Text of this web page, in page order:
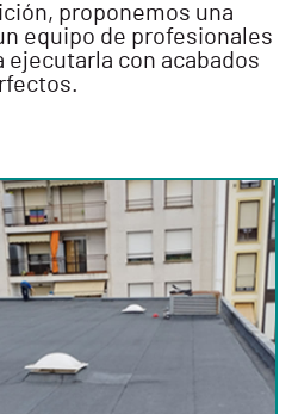
proponemos una
equipo de profesionales
ejecutarla con acabados